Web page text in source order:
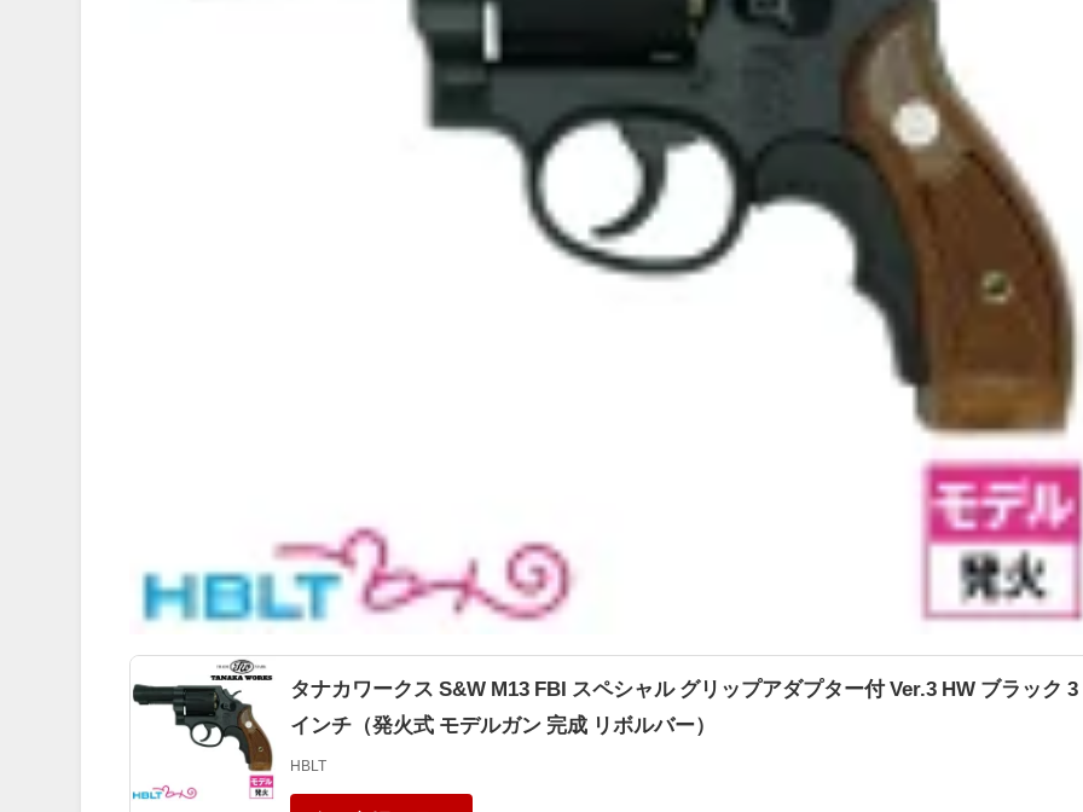
タナカワークス S&W M13 FBI スペシャル グリップアダプター付 Ver.3 HW ブラック 3
インチ（発火式 モデルガン 完成 リボルバー）
HBLT